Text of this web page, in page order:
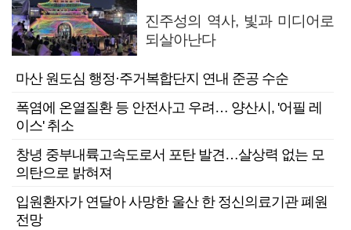
진주성의 역사, 빛과 미디어로
되살아난다
마산 원도심 행정·주거복합단지 연내 준공 수순
폭염에 온열질환 등 안전사고 우려… 양산시, '어필 레
이스' 취소
창녕 중부내륙고속도로서 포탄 발견…살상력 없는 모
의탄으로 밝혀져
입원환자가 연달아 사망한 울산 한 정신의료기관 폐원
전망